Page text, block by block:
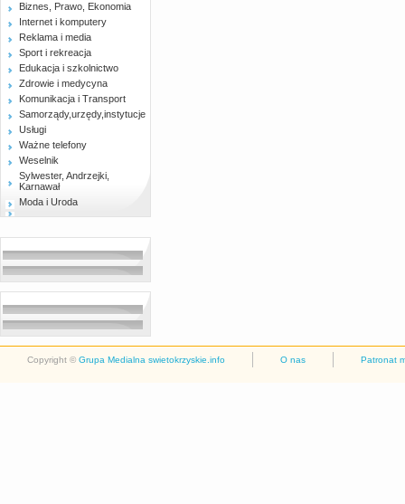
Biznes, Prawo, Ekonomia
Internet i komputery
Reklama i media
Sport i rekreacja
Edukacja i szkolnictwo
Zdrowie i medycyna
Komunikacja i Transport
Samorządy,urzędy,instytucje
Usługi
Ważne telefony
Weselnik
Sylwester, Andrzejki,
Karnawał
Moda i Uroda
Copyright © Grupa Medialna swietokrzyskie.info O nas Patronat